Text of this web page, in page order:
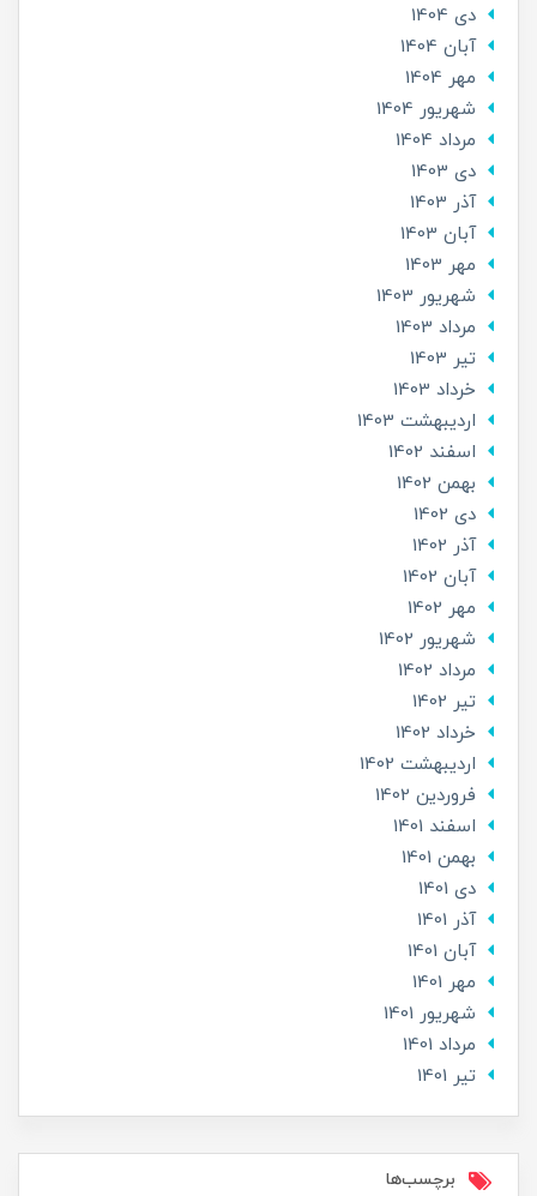
دی 1404
آبان 1404
مهر 1404
شهریور 1404
مرداد 1404
دی 1403
آذر 1403
آبان 1403
مهر 1403
شهریور 1403
مرداد 1403
تير 1403
خرداد 1403
ارديبهشت 1403
اسفند 1402
بهمن 1402
دی 1402
آذر 1402
آبان 1402
مهر 1402
شهریور 1402
مرداد 1402
تير 1402
خرداد 1402
ارديبهشت 1402
فروردین 1402
اسفند 1401
بهمن 1401
دی 1401
آذر 1401
آبان 1401
مهر 1401
شهریور 1401
مرداد 1401
تير 1401
برچسب‌ها